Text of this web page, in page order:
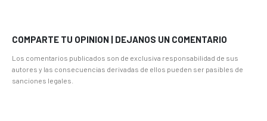
COMPARTE TU OPINION | DEJANOS UN COMENTARIO
Los comentarios publicados son de exclusiva responsabilidad de sus
autores y las consecuencias derivadas de ellos pueden ser pasibles de
sanciones legales.